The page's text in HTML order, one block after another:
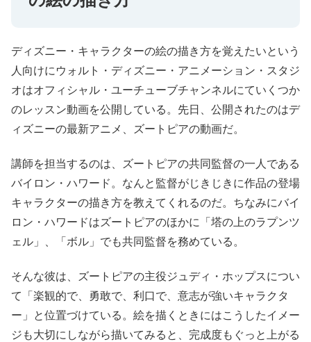
ディズニー・キャラクターの絵の描き方を覚えたいという
人向けにウォルト・ディズニー・アニメーション・スタジ
オはオフィシャル・ユーチューブチャンネルにていくつか
のレッスン動画を公開している。先日、公開されたのはデ
ィズニーの最新アニメ、ズートピアの動画だ。
講師を担当するのは、ズートピアの共同監督の一人である
バイロン・ハワード。なんと監督がじきじきに作品の登場
キャラクターの描き方を教えてくれるのだ。ちなみにバイ
ロン・ハワードはズートピアのほかに「塔の上のラプンツ
ェル」、「ボル」でも共同監督を務めている。
そんな彼は、ズートピアの主役ジュディ・ホップスについ
て「楽観的で、勇敢で、利口で、意志が強いキャラクタ
ー」と位置づけている。絵を描くときにはこうしたイメー
ジも大切にしながら描いてみると、完成度もぐっと上がる